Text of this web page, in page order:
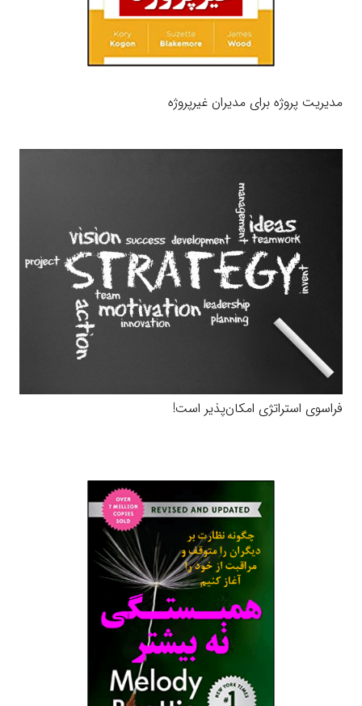
مدیریت پروژه برای مدیران غیرپروژه
فراسوی استراتژی امکان‌پذیر است!